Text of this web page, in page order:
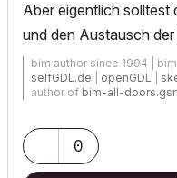
Aber eigentlich
und den Austausch
bim author since 1994 |
selfGDL.de
openGDL
author of bim-all-
0